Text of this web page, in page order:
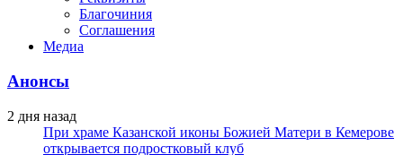
Благочиния
Соглашения
Медиа
Анонсы
2 дня назад
При храме Казанской иконы Божией Матери в Кемерове
открывается подростковый клуб